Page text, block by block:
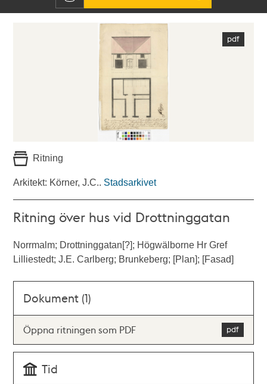
Ritning
Arkitekt: Körner, J.C.. Stadsarkivet
Ritning över hus vid Drottninggatan
Norrmalm; Drottninggatan[?]; Högwälborne Hr Gref
Lilliestedt; J.E. Carlberg; Brunkeberg; [Plan]; [Fasad]
Dokument (1)
Öppna ritningen som PDF
Tid